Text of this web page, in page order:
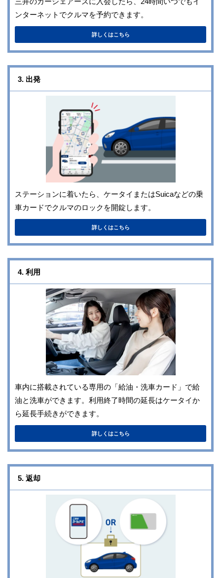
ンターネットでクルマを予約できます。
詳しくはこちら
3. 出発
ステーションに着いたら、ケータイまたはSuicaなどの乗
車カードでクルマのロックを開錠します。
詳しくはこちら
4. 利用
車内に搭載されている専用の「給油・洗車カード」で給
油と洗車ができます。利用終了時間の延長はケータイか
ら延長手続きができます。
詳しくはこちら
5. 返却